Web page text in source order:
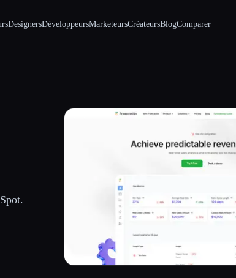
DesignersDéveloppeursMarketeursCréateursBlogComparer